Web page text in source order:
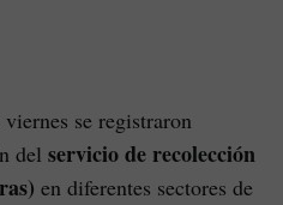
se registraron
del servicio de recolección
en diferentes sectores de